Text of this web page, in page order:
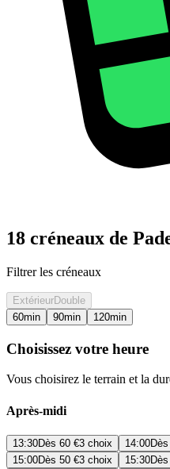
18 créneaux de
Filtrer les créneaux
ExtérieurDouble
60min 90min 120min
Choisissez votre heure
Vous choisirez le terrain et la
Après-midi
13:30Dès 60 €3 choix 14:00Dès
15:00Dès 50 €3 choix 15:30Dès